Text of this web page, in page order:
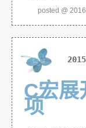
posted @
2015
C宏展
项